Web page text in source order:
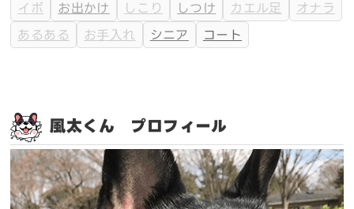
イボ
お出かけ しこり しつけ カエル足
オナラ
あるある
お手入れ シニア コート
風太くん プロフィール